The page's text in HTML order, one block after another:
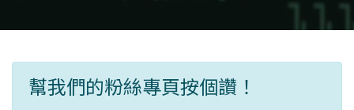
幫我們的粉絲專頁按個讚！